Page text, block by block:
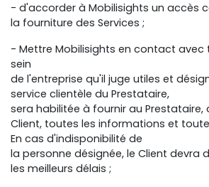
- d'accorder à Mobilisights un accès
la fourniture des Services ;
- Mettre Mobilisights en contact avec
sein
de l'entreprise qu'il juge utiles et
service clientèle du Prestataire,
sera habilitée à fournir au Prestataire,
Client, toutes les informations et
En cas d'indisponibilité de
la personne désignée, le Client devra
les meilleurs délais ;